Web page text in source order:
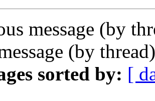
message (by
(by
sorted by: [